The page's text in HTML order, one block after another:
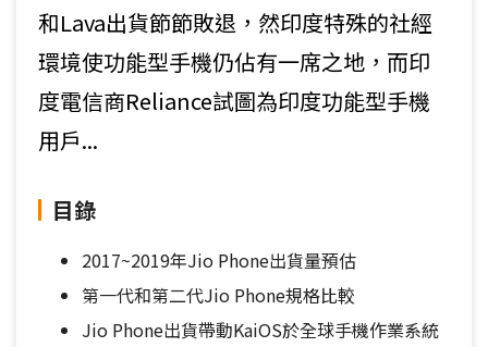
和Lava出貨節節敗退，然印度特殊的社經
環境使功能型手機仍佔有一席之地，而印
度電信商Reliance試圖為印度功能型手機
用戶...
目錄
2017~2019年Jio Phone出貨量預估
第一代和第二代Jio Phone規格比較
Jio Phone出貨帶動KaiOS於全球手機作業系統